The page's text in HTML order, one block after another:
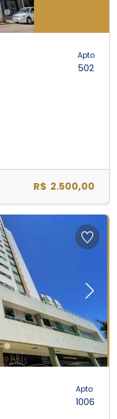
Apto
502
R$ 2.500,00
Next
Apto
1006